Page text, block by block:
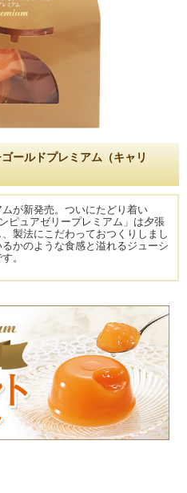
ールドプレミアム（キャリ
が新発売。ついにたどり着い
ピュアゼリープレミアム」は夕張
製法にこだわっておつくりしまし
かのような食感と溢れるジューシ
。